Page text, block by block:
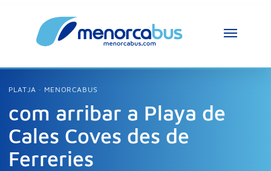
PLATJA · MENORCABUS
com arribar a Playa de
Cales Coves des de
Ferreries